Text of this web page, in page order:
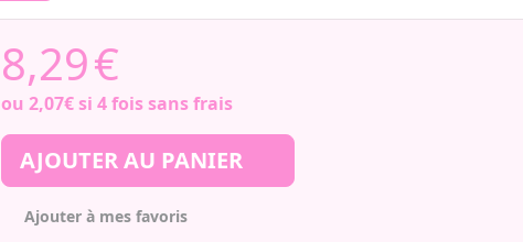
8,29€
ou 2,07€si 4 fois sans frais
AJOUTER AU PANIER
Ajouter à mes favoris